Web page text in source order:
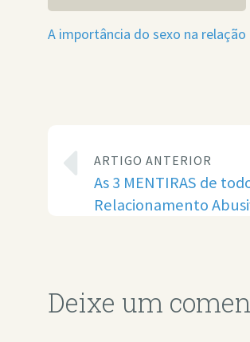
A importância do sexo na relação
ARTIGO ANTERIOR
As 3 MENTIRAS de
Relacionamento
Deixe um